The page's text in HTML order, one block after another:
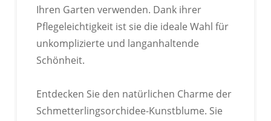
Ihren Garten verwenden. Dank ihrer
Pflegeleichtigkeit ist sie die ideale Wahl für
unkomplizierte und langanhaltende
Schönheit.
Entdecken Sie den natürlichen Charme der
Schmetterlingsorchidee-Kunstblume. Sie